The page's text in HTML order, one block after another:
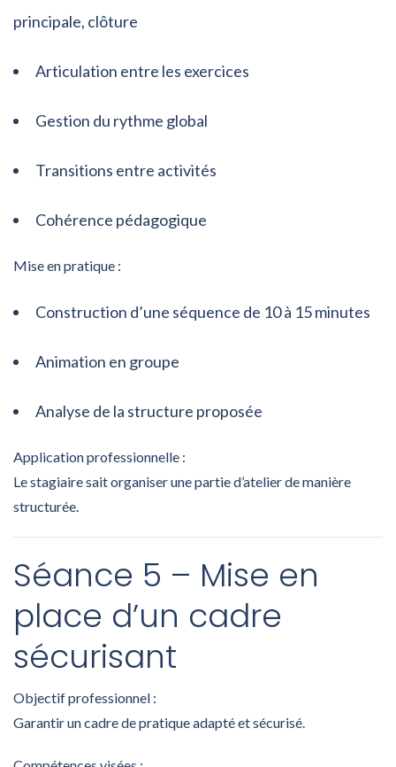
principale, clôture
Articulation entre les exercices
Gestion du rythme global
Transitions entre activités
Cohérence pédagogique
Mise en pratique :
Construction d’une séquence de 10 à 15 minutes
Animation en groupe
Analyse de la structure proposée
Application professionnelle :
Le stagiaire sait organiser une partie d’atelier de manière
structurée.
Séance 5 – Mise en
place d’un cadre
sécurisant
Objectif professionnel :
Garantir un cadre de pratique adapté et sécurisé.